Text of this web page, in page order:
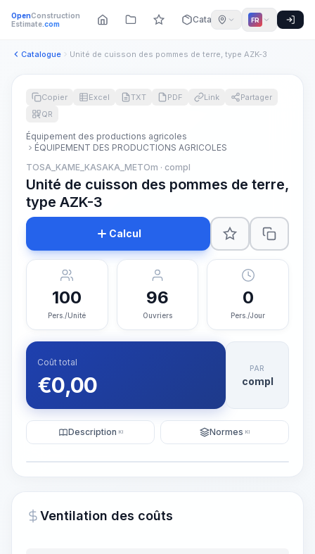
OpenConstruction
Estimate.com Catalogue FR
Catalogue Unité de cuisson des pommes de terre, type AZK-3
~15-30 Sek.
Copier Excel TXT PDF Link
Partager
QR
Équipement des productions agricoles
ÉQUIPEMENT DES PRODUCTIONS AGRICOLES
TOSA_KAME_KASAKA_METOm · compl
Unité de cuisson des pommes de terre,
type AZK-3
Calcul
100
Pers./Unité
96
Ouvriers
0
Pers./Jour
Coût total
€0,00
PAR
compl
Description KI Normes KI
Ventilation des coûts